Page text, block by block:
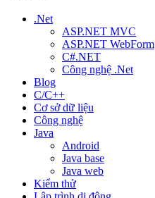
.Net
ASP.NET MVC
ASP.NET WebForm
C#.NET
Công nghệ .Net
Blog
C/C++
Cơ sở dữ liệu
Công nghệ
Java
Android
Java base
Java web
Kiểm thử